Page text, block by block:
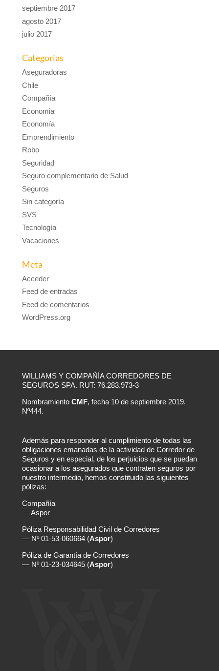
septiembre 2017
agosto 2017
julio 2017
Categorías
Aseguradoras
Chile
Compañía
Economia
Economía
Emprendimiento
Robo
Seguridad
Seguro complementario de Salud
Seguros
Sin categoría
SVS
Tecnología
Vacaciones
Meta
Acceder
Feed de entradas
Feed de comentarios
WordPress.org
WILLIAMS Y COMPAÑÍA CORREDORES DE
SEGUROS SPA. RUT: 76.283.973-3
Nombramiento CMF, fecha 10 de septiembre 2019,
Nº444.
Además para responder al cumplimiento de todas las
obligaciones emanadas de la actividad de Corredor de
Seguros y en especial, de los perjuicios que se puedan
ocasionar a los asegurados que contraten seguros por
nuestro intermedio, hemos constituido las siguientes
pólizas:
Compañía
— Aspor
Póliza Responsabilidad Civil de Corredores
— Nº 01-53-060664 (Aspor)
Póliza de Garantía de Corredores
— Nº 01-23-034645 (Aspor)